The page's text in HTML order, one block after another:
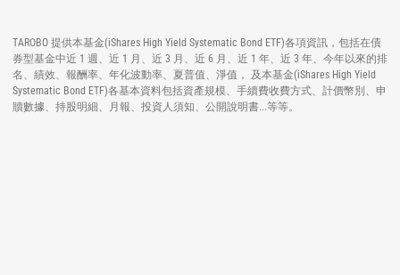
TAROBO 提供本基金(iShares High Yield Systematic Bond ETF)各項資訊，包括在債
券型基金中近 1 週、近 1 月、近 3 月、近 6 月、近 1 年、近 3 年、今年以來的排
名、績效、報酬率、年化波動率、夏普值、淨值， 及本基金(iShares High Yield
Systematic Bond ETF)各基本資料包括資產規模、手續費收費方式、計價幣別、申
贖數據、持股明細、月報、投資人須知、公開說明書...等等。